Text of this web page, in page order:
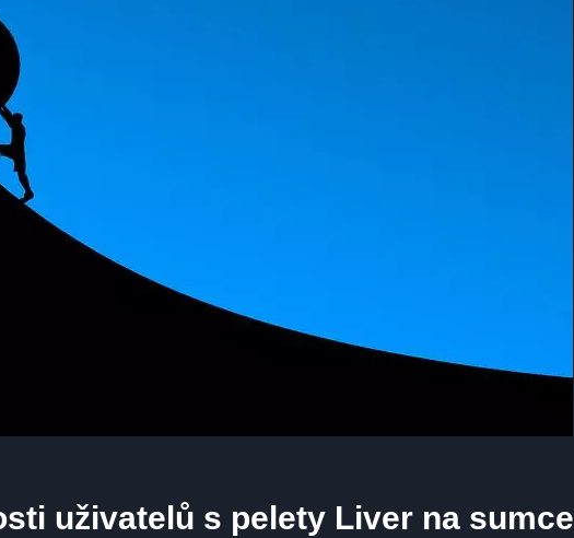
uživatelů s pelety Liver⁤ na sumce